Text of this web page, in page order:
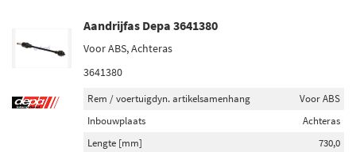
Niet op voorraad (88)
Op voorraad (41)
Aandrijfas Depa 3641380
Voor ABS, Achteras
3641380
Rem / voertuigdyn. artikelsamenhang
Voor ABS
Inbouwplaats
Achteras
Lengte [mm]
730,0